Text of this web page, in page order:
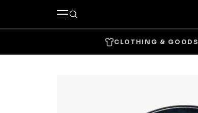
CLOTHING & GOODS